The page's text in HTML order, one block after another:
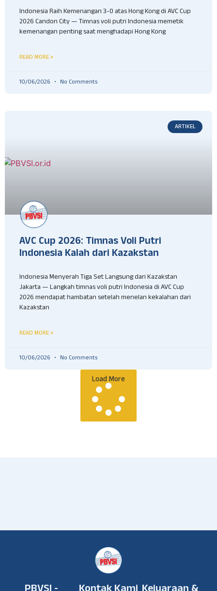
Indonesia Raih Kemenangan 3-0 atas Hong Kong di AVC Cup
2026 Candon City — Timnas voli putri Indonesia memetik
kemenangan penting saat menghadapi Hong Kong
READ MORE »
10/06/2026 No Comments
ARTIKEL
AVC Cup 2026: Timnas Voli Putri
Indonesia Kalah dari Kazakstan
Indonesia Menyerah Tiga Set Langsung dari Kazakstan
Jakarta — Langkah timnas voli putri Indonesia di AVC Cup
2026 mendapat hambatan setelah menelan kekalahan dari
Kazakstan
READ MORE »
10/06/2026 No Comments
Load More